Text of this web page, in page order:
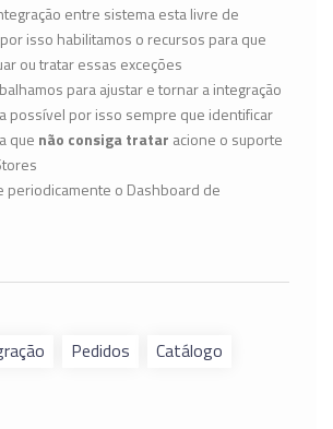
entre sistema esta livre de
isso habilitamos o recursos para que
ou tratar essas exceções
para ajustar e tornar a integração
possível por isso sempre que identificar
que não consiga tratar acione o suporte
periodicamente o Dashboard de
Pedidos
Catálogo